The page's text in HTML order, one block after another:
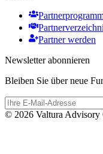
Partner werden
Newsletter abonnieren
Bleiben Sie über neue
© 2026 Valtura Advisory